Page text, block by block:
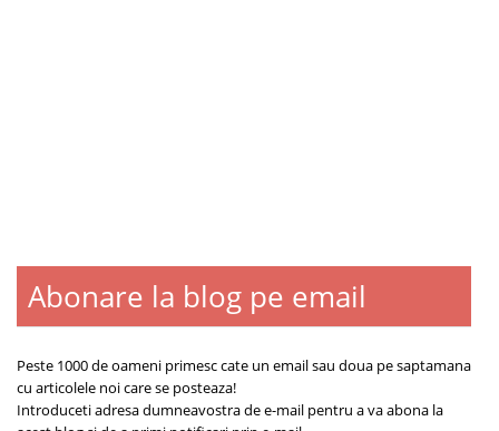
Abonare la blog pe email
Peste 1000 de oameni primesc cate un email sau doua pe saptamana
cu articolele noi care se posteaza!
Introduceti adresa dumneavostra de e-mail pentru a va abona la
Contact